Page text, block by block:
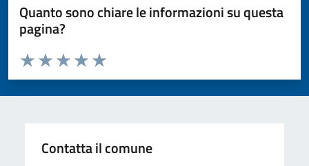
Quanto sono chiare le informazioni su questa
pagina?
Valuta da 1 a 5 stelle la pagina
Valuta 5 stelle su 5
Valuta 4 stelle su 5
Valuta 3 stelle su 5
Valuta 2 stelle su 5
Valuta 1 stelle su 5
Contatta il comune